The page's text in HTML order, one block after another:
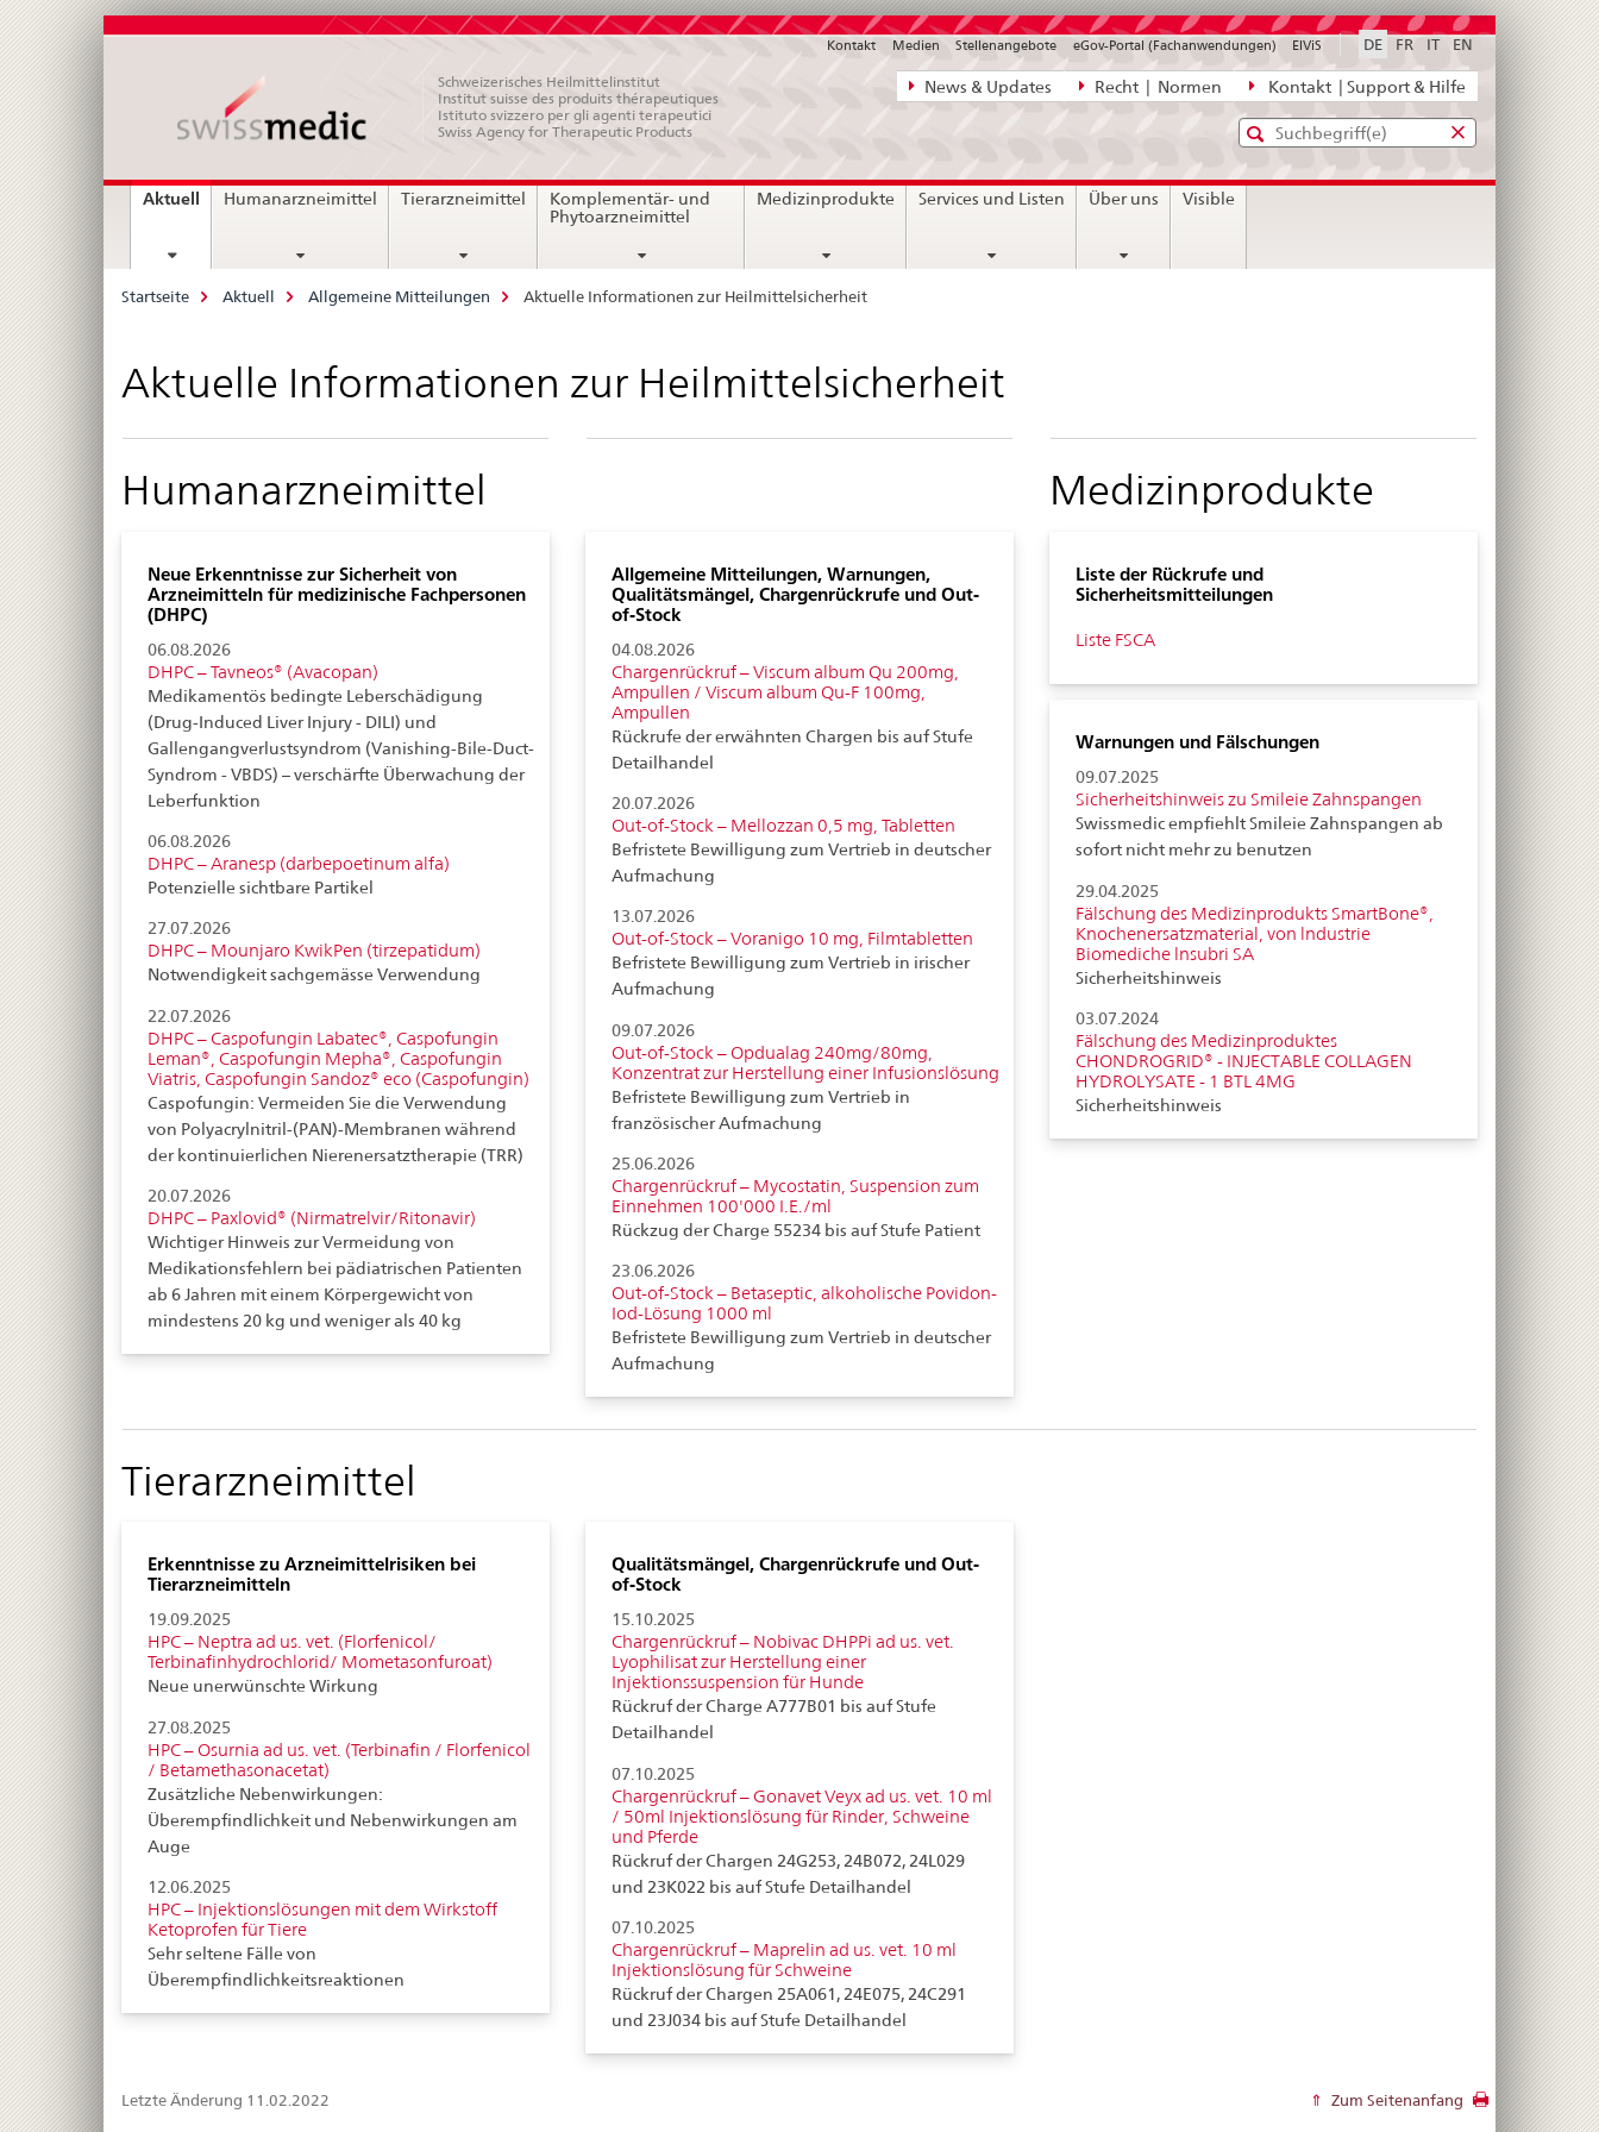
Direktnavigation
News,
Kontakt
News & Updates Recht | Normen Kontakt | Support & Hilfe
DE FR IT EN
Kontakt Medien Stellenangebote eGov-Portal (Fachanwendungen) ElViS
Schweizerisches Heilmittelinstitut
Institut suisse des produits thérapeutiques
Istituto svizzero per gli agenti terapeutici
Swiss Agency for Therapeutic Products
Standard-
Suche
Eingabefenster
diefür
Hauptnavigation
Aktuell current
Humanarzneimittel Tierarzneimittel
Komplementär- und
Phytoarzneimittel
Medizinprodukte Services und Listen Über uns Visible
Breadcrumb
Startseite Aktuell Allgemeine Mitteilungen Aktuelle Informationen zur Heilmittelsicherheit
Aktuelle Informationen zur Heilmittelsicherheit
Humanarzneimittel
Neue Erkenntnisse zur Sicherheit von
Arzneimitteln für medizinische Fachpersonen
(DHPC)
06.08.2026
DHPC – Tavneos® (Avacopan)
Medikamentös bedingte Leberschädigung
(Drug-Induced Liver Injury - DILI) und
Gallengangverlustsyndrom (Vanishing-Bile-Duct-
Syndrom - VBDS) – verschärfte Überwachung der
Leberfunktion
06.08.2026
DHPC – Aranesp (darbepoetinum alfa)
Potenzielle sichtbare Partikel
27.07.2026
DHPC – Mounjaro KwikPen (tirzepatidum)
Notwendigkeit sachgemässe Verwendung
22.07.2026
DHPC – Caspofungin Labatec®, Caspofungin
Leman®, Caspofungin Mepha®, Caspofungin
Viatris, Caspofungin Sandoz® eco (Caspofungin)
Caspofungin: Vermeiden Sie die Verwendung
von Polyacrylnitril-(PAN)-Membranen während
der kontinuierlichen Nierenersatztherapie (TRR)
20.07.2026
DHPC – Paxlovid® (Nirmatrelvir/Ritonavir)
Wichtiger Hinweis zur Vermeidung von
Medikationsfehlern bei pädiatrischen Patienten
ab 6 Jahren mit einem Körpergewicht von
mindestens 20 kg und weniger als 40 kg
Allgemeine Mitteilungen, Warnungen,
Qualitätsmängel, Chargenrückrufe und Out-
of-Stock
04.08.2026
Chargenrückruf – Viscum album Qu 200mg,
Ampullen / Viscum album Qu-F 100mg,
Ampullen
Rückrufe der erwähnten Chargen bis auf Stufe
Detailhandel
20.07.2026
Out-of-Stock – Mellozzan 0,5 mg, Tabletten
Befristete Bewilligung zum Vertrieb in deutscher
Aufmachung
13.07.2026
Out-of-Stock – Voranigo 10 mg, Filmtabletten
Befristete Bewilligung zum Vertrieb in irischer
Aufmachung
09.07.2026
Out-of-Stock – Opdualag 240mg/80mg,
Konzentrat zur Herstellung einer Infusionslösung
Befristete Bewilligung zum Vertrieb in
französischer Aufmachung
25.06.2026
Chargenrückruf – Mycostatin, Suspension zum
Einnehmen 100'000 I.E./ml
Rückzug der Charge 55234 bis auf Stufe Patient
23.06.2026
Out-of-Stock – Betaseptic, alkoholische Povidon-
Iod-Lösung 1000 ml
Befristete Bewilligung zum Vertrieb in deutscher
Aufmachung
Medizinprodukte
Liste der Rückrufe und
Sicherheitsmitteilungen
Liste FSCA
Warnungen und Fälschungen
09.07.2025
Sicherheitshinweis zu Smileie Zahnspangen
Swissmedic empfiehlt Smileie Zahnspangen ab
sofort nicht mehr zu benutzen
29.04.2025
Fälschung des Medizinprodukts SmartBone®,
Knochenersatzmaterial, von lndustrie
Biomediche lnsubri SA
Sicherheitshinweis
03.07.2024
Fälschung des Medizinproduktes
CHONDROGRID® - INJECTABLE COLLAGEN
HYDROLYSATE - 1 BTL 4MG
Sicherheitshinweis
Tierarzneimittel
Erkenntnisse zu Arzneimittelrisiken bei
Tierarzneimitteln
19.09.2025
HPC – Neptra ad us. vet. (Florfenicol/
Terbinafinhydrochlorid/ Mometasonfuroat)
Neue unerwünschte Wirkung
27.08.2025
HPC – Osurnia ad us. vet. (Terbinafin / Florfenicol
/ Betamethasonacetat)
Zusätzliche Nebenwirkungen:
Überempfindlichkeit und Nebenwirkungen am
Auge
12.06.2025
HPC – Injektionslösungen mit dem Wirkstoff
Ketoprofen für Tiere
Sehr seltene Fälle von
Überempfindlichkeitsreaktionen
Qualitätsmängel, Chargenrückrufe und Out-
of-Stock
15.10.2025
Chargenrückruf – Nobivac DHPPi ad us. vet.
Lyophilisat zur Herstellung einer
Injektionssuspension für Hunde
Rückruf der Charge A777B01 bis auf Stufe
Detailhandel
07.10.2025
Chargenrückruf – Gonavet Veyx ad us. vet. 10 ml
/ 50ml Injektionslösung für Rinder, Schweine
und Pferde
Rückruf der Chargen 24G253, 24B072, 24L029
und 23K022 bis auf Stufe Detailhandel
07.10.2025
Chargenrückruf – Maprelin ad us. vet. 10 ml
Injektionslösung für Schweine
Rückruf der Chargen 25A061, 24E075, 24C291
und 23J034 bis auf Stufe Detailhandel
Letzte Änderung 11.02.2022 Zum Seitenanfang